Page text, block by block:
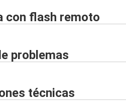
con flash remoto
problemas
técnicas